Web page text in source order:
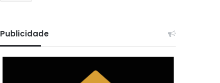
Publicidade